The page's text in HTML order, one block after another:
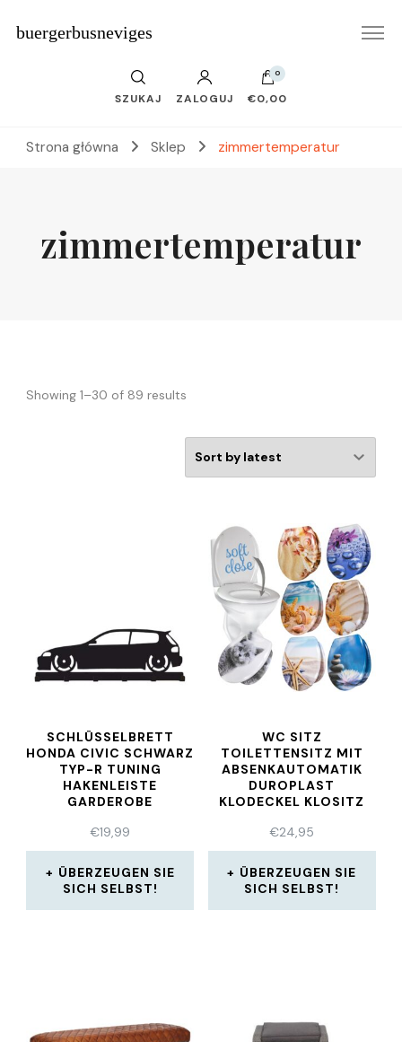
buergerbusneviges
SZUKAJ ZALOGUJ
0
€0,00
Strona główna Sklep zimmertemperatur
zimmertemperatur
Showing 1–30 of 89 results
SCHLÜSSELBRETT
HONDA CIVIC SCHWARZ
TYP-R TUNING
HAKENLEISTE
GARDEROBE
€19,99
ÜBERZEUGEN SIE
SICH SELBST!
WC SITZ
TOILETTENSITZ MIT
ABSENKAUTOMATIK
DUROPLAST
KLODECKEL KLOSITZ
€24,95
ÜBERZEUGEN SIE
SICH SELBST!